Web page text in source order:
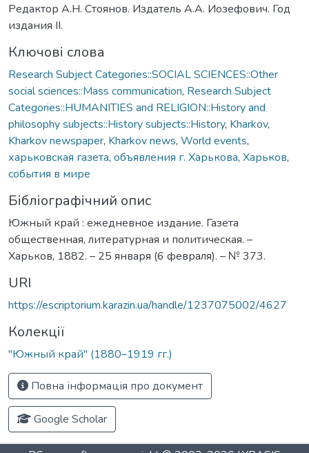
Редактор А.Н. Стоянов. Издатель А.А. Иозефович. Год
издания IІ.
Ключові слова
Research Subject Categories::SOCIAL SCIENCES::Other
social sciences::Mass communication, Research Subject
Categories::HUMANITIES and RELIGION::History and
philosophy subjects::History subjects::History, Kharkov,
Kharkov newspaper, Kharkov news, World events,
харьковская газета, объявления г. Харькова, Харьков,
события в мире
Бібліографічний опис
Южный край : ежедневное издание. Газета
общественная, литературная и политическая. –
Харьков, 1882. – 25 января (6 февраля). – № 373.
URI
https://escriptorium.karazin.ua/handle/1237075002/4627
Колекції
"Южный край" (1880–1919 гг.)
Повна інформація про документ
Google Scholar